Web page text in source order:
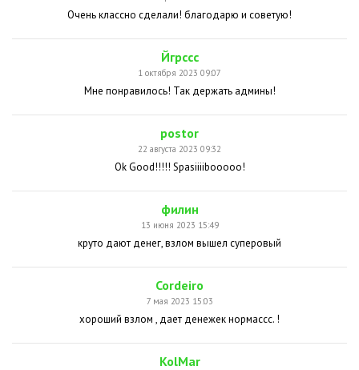
Очень классно сделали! благодарю и советую!
Йгрссс
1 октября 2023 09:07
Мне понравилось! Так держать админы!
postor
22 августа 2023 09:32
Ok Good!!!!! Spasiiiibooooo!
филин
13 июня 2023 15:49
круто дают денег, взлом вышел суперовый
Cordeiro
7 мая 2023 15:03
хороший взлом , дает денежек нормассс. !
KolMar